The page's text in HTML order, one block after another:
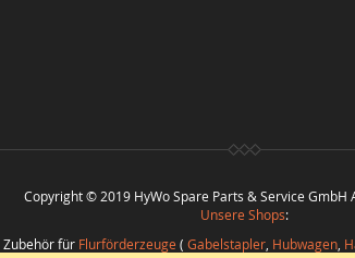
Copyright © 2019 HyWo Spare Parts & Service GmbH
Unsere Shops:
Zubehör für Flurförderzeuge ( Gabelstapler, Hubwagen,